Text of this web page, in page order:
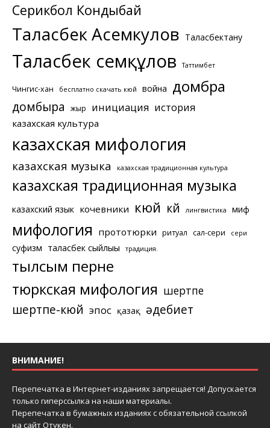
Серикбол Кондыбай
Таласбек Асемкулов Таласбектану
Таласбек Әсемқұлов Таттимбет
Чингис-хан бесплатно скачать кюй война домбра
домбыра жыр инициация история
казахская культура
казахская мифология
казахская музыка казахская традиционная культура
казахская традиционная музыка
казахский язык кочевники кюй күй лингвистика миф
мифология прототюрки ритуал сал-сери сери
суфизм таласбек сыйлығы традиция.
тылсым перне
тюркская мифология шертпе
шертпе-кюй эпос қазақ әдебиет
ВНИМАНИЕ!
Перепечатка в Интернет-изданиях запрещается! Допускается
только гиперссылка на наши материалы.
Перепечатка в бумажных изданиях с обязательной ссылкой
на сайт Отукен.